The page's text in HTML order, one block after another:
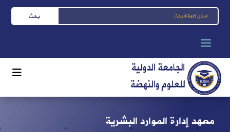
معهد إدارة الموارد البشرية